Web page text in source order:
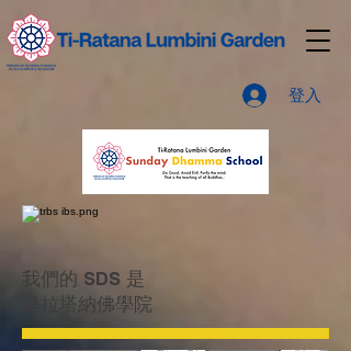
登入
我們的 SDS 是
提拉塔納佛學院